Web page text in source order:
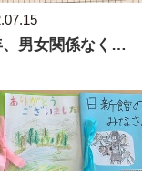
学年、男女関係なく・・